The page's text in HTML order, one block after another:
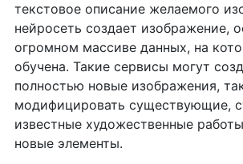
текстовое описание желаемого
нейросеть создает изображение,
огромном массиве данных, на
обучена. Такие сервисы могут
полностью новые изображения,
модифицировать существующие,
известные художественные
новые элементы.